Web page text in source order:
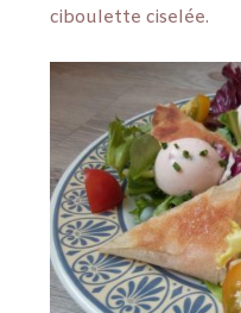
ciboulette ciselée.